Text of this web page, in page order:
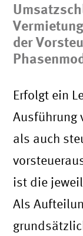
der
Erfolgt ein
Ausführung
als auch
ist die
Als